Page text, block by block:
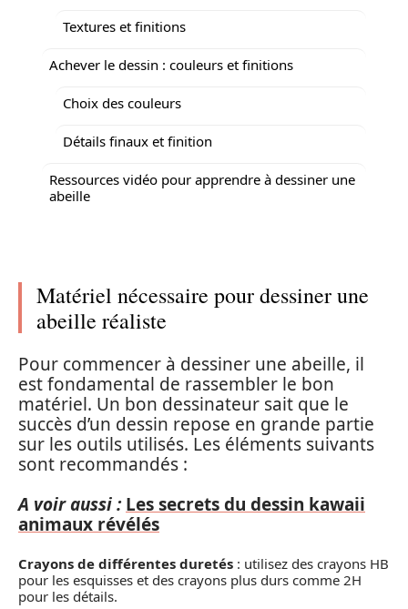
Textures et finitions
Achever le dessin : couleurs et finitions
Choix des couleurs
Détails finaux et finition
Ressources vidéo pour apprendre à dessiner une
abeille
Matériel nécessaire pour dessiner une
abeille réaliste
Pour commencer à dessiner une abeille, il
est fondamental de rassembler le bon
matériel. Un bon dessinateur sait que le
succès d’un dessin repose en grande partie
sur les outils utilisés. Les éléments suivants
sont recommandés :
A voir aussi : Les secrets du dessin kawaii
animaux révélés
Crayons de différentes duretés : utilisez des crayons HB
pour les esquisses et des crayons plus durs comme 2H
pour les détails.